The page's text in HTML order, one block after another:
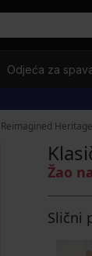
Odjeća za
Heritage
Žao
Slični